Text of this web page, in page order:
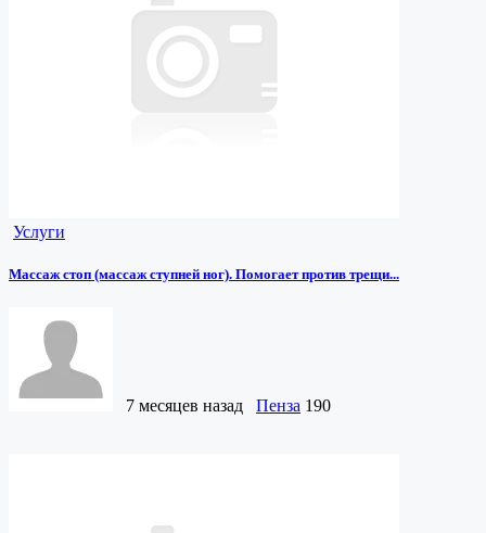
Услуги
Массаж стоп (массаж ступней ног). Помогает против трещи...
7 месяцев назад Пенза 190